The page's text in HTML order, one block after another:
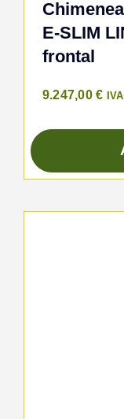
E-SLIM
frontal
9.247,00€